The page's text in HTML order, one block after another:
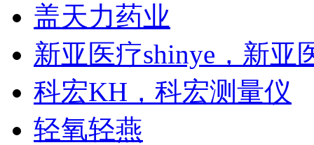
盖天力药业
新亚医疗shinye，新亚
科宏KH，科宏测量仪
轻氧轻燕